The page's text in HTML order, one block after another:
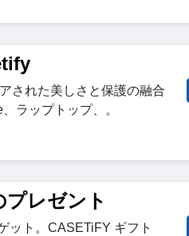
された美しさと保護の融合
ラップトップ、。
プレゼント
ット。CASETiFY ギフト